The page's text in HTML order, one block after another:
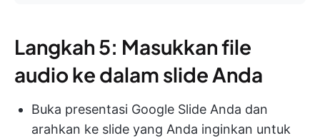
Langkah 5: Masukkan file
audio ke dalam slide Anda
Buka presentasi Google Slide Anda dan
arahkan ke slide yang Anda inginkan untuk